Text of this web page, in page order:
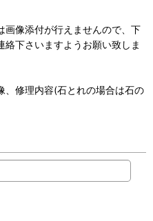
画像添付が行えませんので、下
下さいますようお願い致しま
、修理内容(石とれの場合は石の